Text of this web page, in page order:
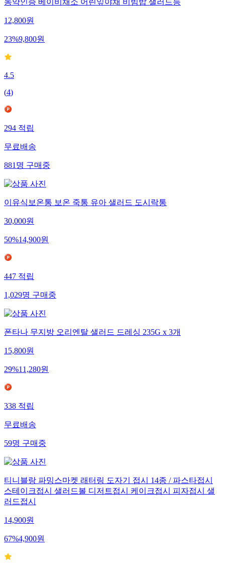
농약인증 베이비채소 어린잎야채 비빔밥 샐러드등
12,800원
23%9,800원
4.5
(4)
294적립
무료배송
881명구매중
이유식보온통 보온 죽통 유아 샐러드 도시락통
30,000원
50%14,900원
447적립
1,029명구매중
폰타나 무지방 오리엔탈 샐러드 드레싱 235G x 3개
15,800원
29%11,280원
338적립
무료배송
59명구매중
티니블랑 파밍스마켓 래터링 도자기 접시 14종 / 파스타접시
스테이크접시 샐러드볼 디저트접시 케이크접시 피자접시 샐
러드접시
14,900원
67%4,900원